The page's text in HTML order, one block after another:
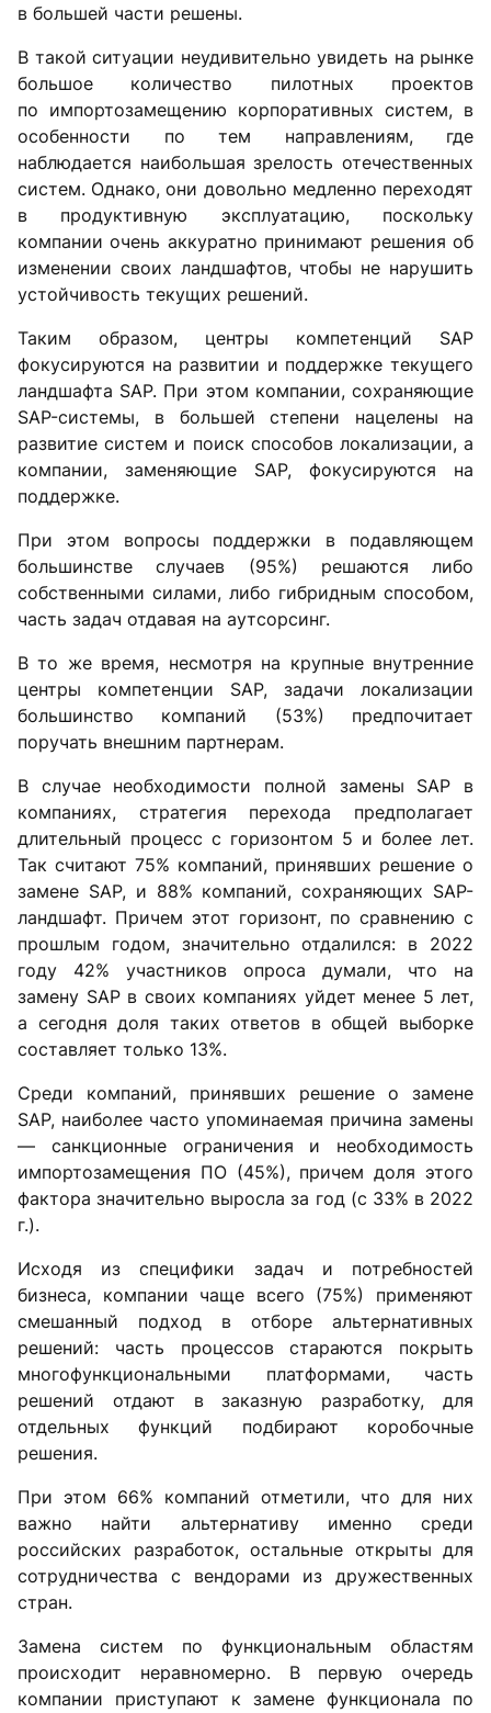
в большей части решены.
В такой ситуации неудивительно увидеть на рынке
большое количество пилотных проектов
по импортозамещению корпоративных систем, в
особенности по тем направлениям, где
наблюдается наибольшая зрелость отечественных
систем. Однако, они довольно медленно переходят
в продуктивную эксплуатацию, поскольку
компании очень аккуратно принимают решения об
изменении своих ландшафтов, чтобы не нарушить
устойчивость текущих решений.
Таким образом, центры компетенций SAP
фокусируются на развитии и поддержке текущего
ландшафта SAP. При этом компании, сохраняющие
SAP-системы, в большей степени нацелены на
развитие систем и поиск способов локализации, а
компании, заменяющие SAP, фокусируются на
поддержке.
При этом вопросы поддержки в подавляющем
большинстве случаев (95%) решаются либо
собственными силами, либо гибридным способом,
часть задач отдавая на аутсорсинг.
В то же время, несмотря на крупные внутренние
центры компетенции SAP, задачи локализации
большинство компаний (53%) предпочитает
поручать внешним партнерам.
В случае необходимости полной замены SAP в
компаниях, стратегия перехода предполагает
длительный процесс с горизонтом 5 и более лет.
Так считают 75% компаний, принявших решение о
замене SAP, и 88% компаний, сохраняющих SAP-
ландшафт. Причем этот горизонт, по сравнению с
прошлым годом, значительно отдалился: в 2022
году 42% участников опроса думали, что на
замену SAP в своих компаниях уйдет менее 5 лет,
а сегодня доля таких ответов в общей выборке
составляет только 13%.
Среди компаний, принявших решение о замене
SAP, наиболее часто упоминаемая причина замены
— санкционные ограничения и необходимость
импортозамещения ПО (45%), причем доля этого
фактора значительно выросла за год (с 33% в 2022
г.).
Исходя из специфики задач и потребностей
бизнеса, компании чаще всего (75%) применяют
смешанный подход в отборе альтернативных
решений: часть процессов стараются покрыть
многофункциональными платформами, часть
решений отдают в заказную разработку, для
отдельных функций подбирают коробочные
решения.
При этом 66% компаний отметили, что для них
важно найти альтернативу именно среди
российских разработок, остальные открыты для
сотрудничества с вендорами из дружественных
стран.
Замена систем по функциональным областям
происходит неравномерно. В первую очередь
компании приступают к замене функционала по